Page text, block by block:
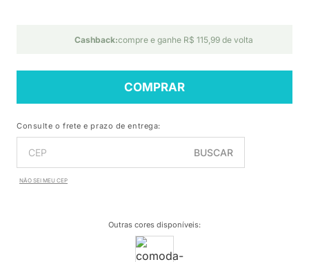
Cashback:compre e ganhe R$ 115,99 de volta
COMPRAR
Consulte o frete e prazo de entrega:
BUSCAR
NÃO SEI MEU CEP
Outras cores disponíveis: